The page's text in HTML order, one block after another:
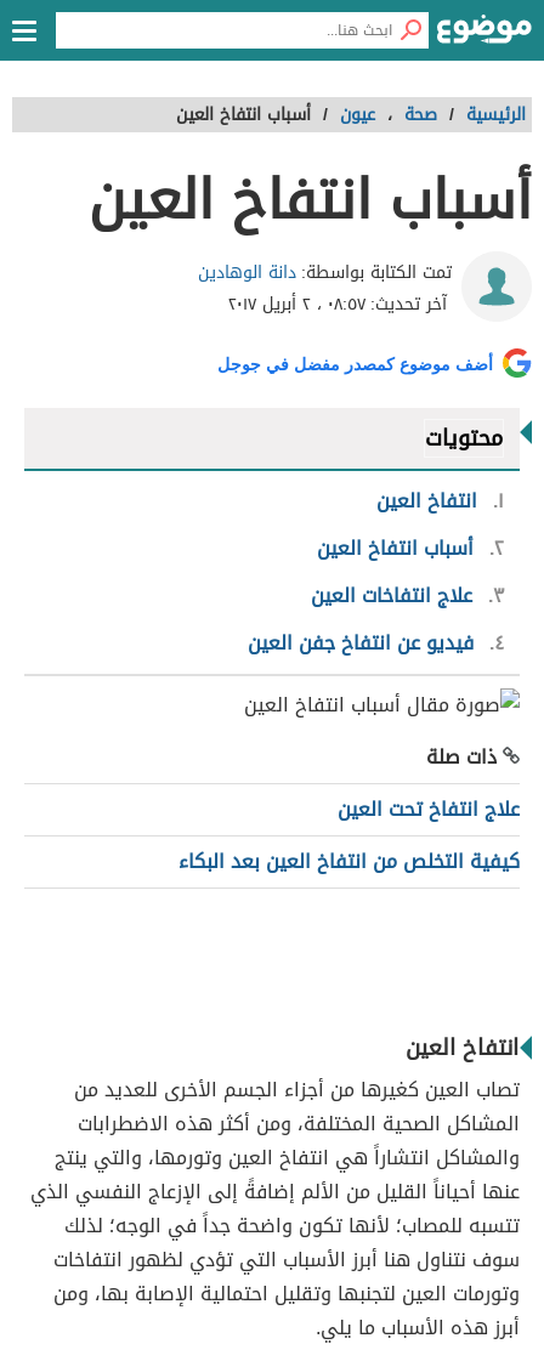
الرئيسية / صحة ، عيون / أسباب انتفاخ العين
أسباب انتفاخ العين
تمت الكتابة بواسطة:دانة الوهادين
آخر تحديث:٠٨:٥٧ ، ٢ أبريل ٢٠١٧
أضف موضوع كمصدر مفضل في جوجل
محتويات
١
انتفاخ العين
٢ أسباب انتفاخ العين
٣ علاج انتفاخات العين
٤ فيديو عن انتفاخ جفن العين
ذات صلة
علاج انتفاخ تحت العين
كيفية التخلص من انتفاخ العين بعد البكاء
انتفاخ العين
تصاب العين كغيرها من أجزاء الجسم الأخرى للعديد من
المشاكل الصحية المختلفة، ومن أكثر هذه الاضطرابات
والمشاكل انتشاراً هي انتفاخ العين وتورمها، والتي ينتج
عنها أحياناً القليل من الألم إضافةً إلى الإزعاج النفسي الذي
تتسبه للمصاب؛ لأنها تكون واضحة جداً في الوجه؛ لذلك
سوف نتناول هنا أبرز الأسباب التي تؤدي لظهور انتفاخات
وتورمات العين لتجنبها وتقليل احتمالية الإصابة بها، ومن
أبرز هذه الأسباب ما يلي.